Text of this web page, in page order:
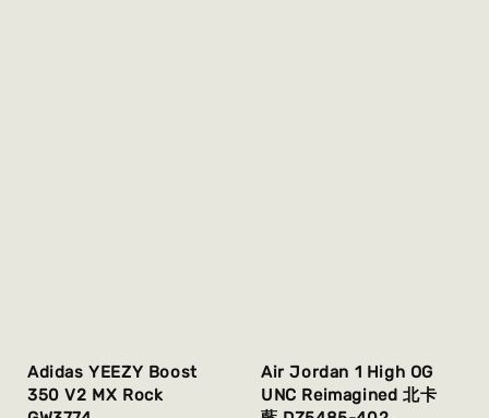
Adidas YEEZY Boost
350 V2 MX Rock
Air Jordan 1 High OG
UNC Reimagined 北卡